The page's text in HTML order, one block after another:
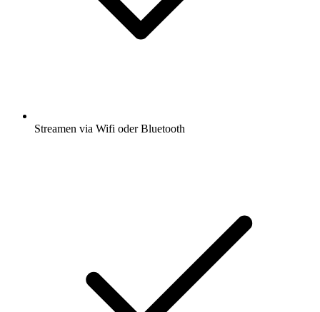
Streamen via Wifi oder Bluetooth